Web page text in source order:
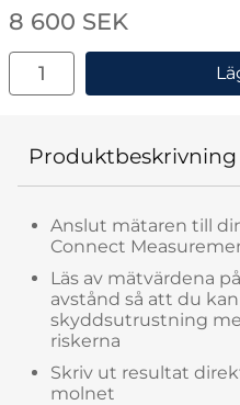
Handla denna produkt
pris
8 600 SEK
antal
Produktbeskrivning
Anslut mätaren till
Connect
Läs av mätvärdena
avstånd så att du
skyddsutrustning
riskerna
Skriv ut resultat
molnet